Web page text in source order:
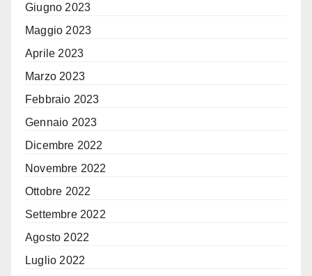
Giugno 2023
Maggio 2023
Aprile 2023
Marzo 2023
Febbraio 2023
Gennaio 2023
Dicembre 2022
Novembre 2022
Ottobre 2022
Settembre 2022
Agosto 2022
Luglio 2022